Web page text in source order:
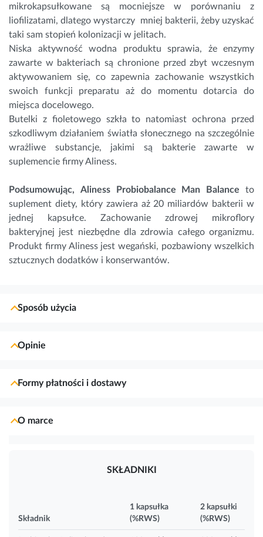
mikrokapsułkowane są mocniejsze w porównaniu z
liofilizatami, dlatego wystarczy  mniej bakterii, żeby uzyskać
taki sam stopień kolonizacji w jelitach.
Niska aktywność wodna produktu sprawia, że enzymy
zawarte w bakteriach są chronione przed zbyt wczesnym
aktywowaniem się, co zapewnia zachowanie wszystkich
swoich funkcji preparatu aż do momentu dotarcia do
miejsca docelowego.
Butelki z fioletowego szkła to natomiast ochrona przed
szkodliwym działaniem światła słonecznego na szczególnie
wrażliwe substancje, jakimi są bakterie zawarte w
suplemencie firmy Aliness.
Podsumowując, Aliness Probiobalance Man Balance to
suplement diety, który zawiera aż 20 miliardów bakterii w
jednej kapsułce. Zachowanie zdrowej mikroflory
bakteryjnej jest niezbędne dla zdrowia całego organizmu.
Produkt firmy Aliness jest wegański, pozbawiony wszelkich
sztucznych dodatków i konserwantów.
Sposób użycia
Opinie
Formy płatności i dostawy
O marce
SKŁADNIKI
Składnik
1 kapsułka
(%RWS)
2 kapsułki
(%RWS)